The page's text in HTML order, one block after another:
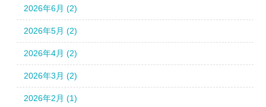
2026年6月 (2)
2026年5月 (2)
2026年4月 (2)
2026年3月 (2)
2026年2月 (1)